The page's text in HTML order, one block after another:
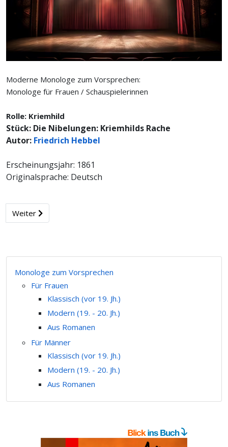
Moderne Monologe zum Vorsprechen:
Monologe für Frauen / Schauspielerinnen
Rolle: Kriemhild
Stück: Die Nibelungen: Kriemhilds Rache
Autor: Friedrich Hebbel
Erscheinungsjahr: 1861
Originalsprache: Deutsch
Weiter
Monologe zum Vorsprechen
Für Frauen
Klassisch (vor 19. Jh.)
Modern (19. - 20. Jh.)
Aus Romanen
Für Männer
Klassisch (vor 19. Jh.)
Modern (19. - 20. Jh.)
Aus Romanen